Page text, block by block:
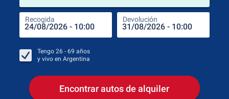
Recogida Devolución
Tengo 26 - 69 años
y vivo en Argentina
Encontrar autos de alquiler